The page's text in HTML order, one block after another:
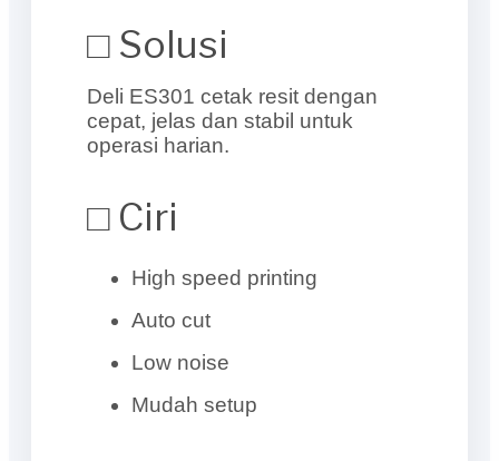
□ Solusi
Deli ES301 cetak resit dengan
cepat, jelas dan stabil untuk
operasi harian.
□ Ciri
High speed printing
Auto cut
Low noise
Mudah setup